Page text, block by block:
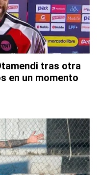
tras otra
en un momento